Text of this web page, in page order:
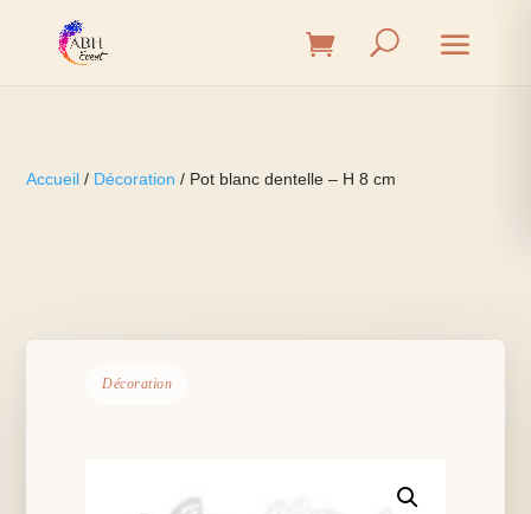
Accueil / Décoration / Pot blanc dentelle – H 8 cm
Décoration